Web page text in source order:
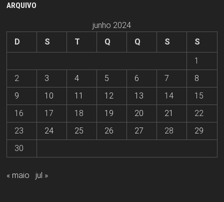
ARQUIVO
junho 2024
D
S T Q Q S
S
1
2
3 4 5 6 7
8
9
10 11 12 13 14
15
16
17 18 19 20 21
22
23
24 25 26 27 28
29
30
« maio jul »